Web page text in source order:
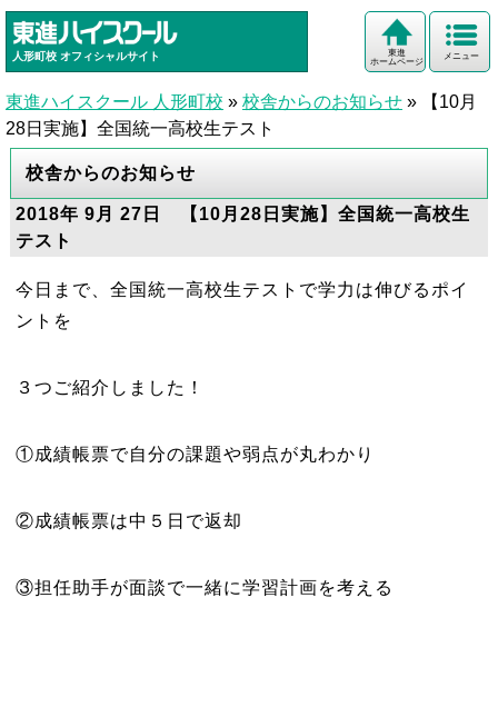
人形町校 オフィシャルサイト メニュー
東進
ホームページ
東進ハイスクール 人形町校 » 校舎からのお知らせ »
【10月
28日実施】全国統一高校生テスト
校舎からのお知らせ
2018年 9月 27日 【10月28日実施】全国統一高校生
テスト
今日まで、全国統一高校生テストで学力は伸びるポイ
ントを
３つご紹介しました！
①成績帳票で自分の課題や弱点が丸わかり
②成績帳票は中５日で返却
③担任助手が面談で一緒に学習計画を考える